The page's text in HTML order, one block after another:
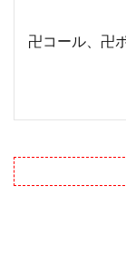
卍コール、卍